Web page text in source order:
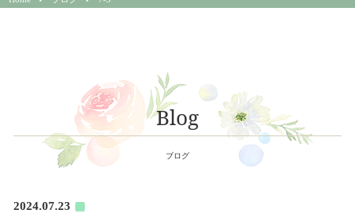
Blog
ブログ
2024.07.23